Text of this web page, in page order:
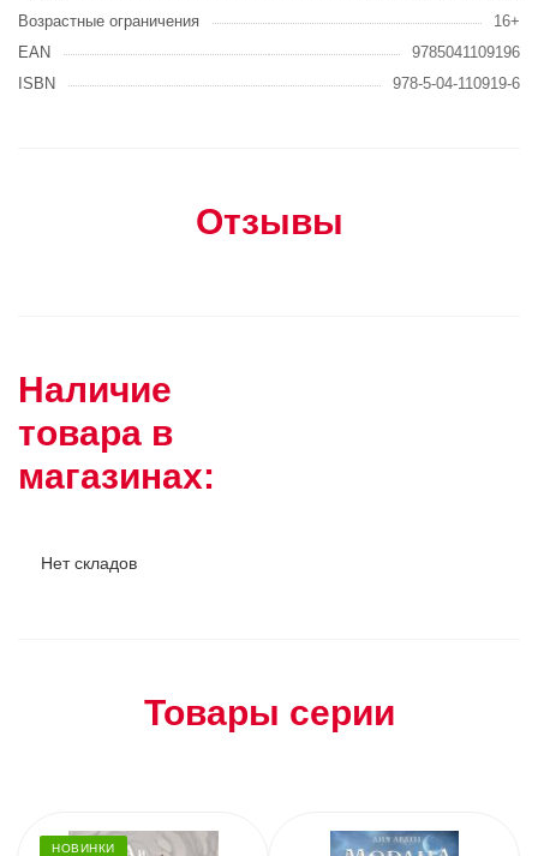
Возрастные ограничения
16+
EAN
9785041109196
ISBN
978-5-04-110919-6
Отзывы
Наличие
товара в
магазинах:
Нет складов
Товары серии
НОВИНКИ